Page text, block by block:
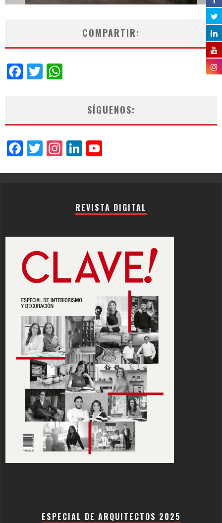
COMPARTIR:
Facebook
Twitter
SÍGUENOS:
Facebook
Twitter
Instagram
LinkedIn
REVISTA DIGITAL
ESPECIAL DE ARQUITECTOS 2025